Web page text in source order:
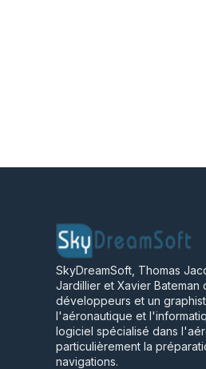
SkyDreamSoft, Thomas
Jardillier et Xavier Bateman
développeurs et un
l'aéronautique et
logiciel spécialisé dans
particulièrement la
navigations.